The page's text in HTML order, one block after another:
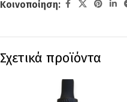
Κοινοποίηση:
Σχετικά προϊόντα